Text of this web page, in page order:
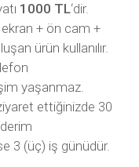
1000 TL‘dir.
+ ön cam +
ürün kullanılır.
yaşanmaz.
ettiğinizde 30
3 (üç) iş günüdür.